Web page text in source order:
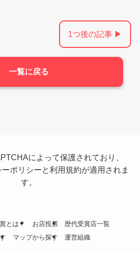
1つ後の記事 ▶
一覧に戻る
によって保護されており、
ポリシーと利用規約が適用されま
す。
とは？ お店投票 歴代受賞店一覧
マップから探す 運営組織